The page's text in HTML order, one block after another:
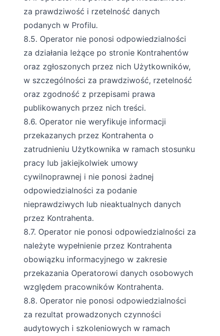
za prawdziwość i rzetelność danych
podanych w Profilu.
8.5. Operator nie ponosi odpowiedzialności
za działania leżące po stronie Kontrahentów
oraz zgłoszonych przez nich Użytkowników,
w szczególności za prawdziwość, rzetelność
oraz zgodność z przepisami prawa
publikowanych przez nich treści.
8.6. Operator nie weryfikuje informacji
przekazanych przez Kontrahenta o
zatrudnieniu Użytkownika w ramach stosunku
pracy lub jakiejkolwiek umowy
cywilnoprawnej i nie ponosi żadnej
odpowiedzialności za podanie
nieprawdziwych lub nieaktualnych danych
przez Kontrahenta.
8.7. Operator nie ponosi odpowiedzialności za
należyte wypełnienie przez Kontrahenta
obowiązku informacyjnego w zakresie
przekazania Operatorowi danych osobowych
względem pracowników Kontrahenta.
8.8. Operator nie ponosi odpowiedzialności
za rezultat prowadzonych czynności
audytowych i szkoleniowych w ramach